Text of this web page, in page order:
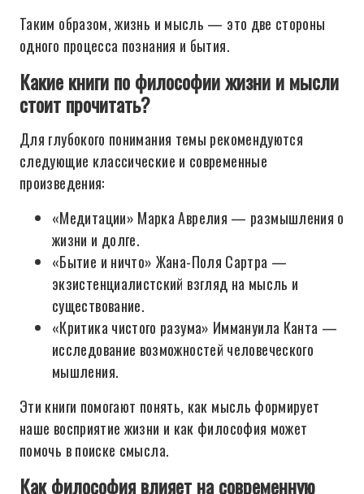
Таким образом, жизнь и мысль — это две стороны
одного процесса познания и бытия.
Какие книги по философии жизни и мысли
стоит прочитать?
Для глубокого понимания темы рекомендуются
следующие классические и современные
произведения:
«Медитации» Марка Аврелия — размышления о
жизни и долге.
«Бытие и ничто» Жана-Поля Сартра —
экзистенциалистский взгляд на мысль и
существование.
«Критика чистого разума» Иммануила Канта —
исследование возможностей человеческого
мышления.
Эти книги помогают понять, как мысль формирует
наше восприятие жизни и как философия может
помочь в поиске смысла.
Как философия влияет на современную